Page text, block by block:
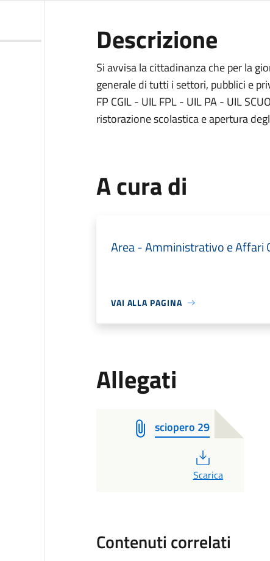
Descrizione
Si avvisa la cittadinanza che per la
generale di tutti i settori, pubblici e
FP CGIL - UIL FPL - UIL PA - UIL
ristorazione scolastica e apertura
A cura di
Area - Amministrativo e Affari
VAI ALLA PAGINA
Allegati
sciopero 29
PDF
Scarica
Contenuti correlati